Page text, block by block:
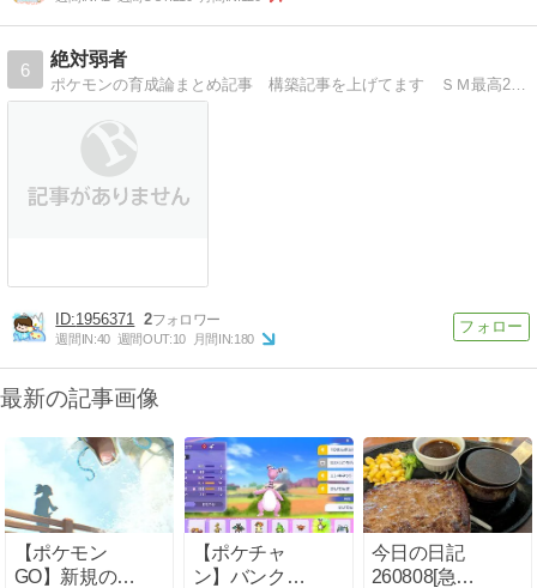
6
絶対弱者
ポケモンの育成論まとめ記事 構築記事を上げてます ＳＭ最高2174
1956371 2
週間IN:40 週間OUT:10 月間IN:180
最新の記事画像
【ポケモン
GO】新規のポ
【ポケチャ
ン】バンクな
今日の日記
260808[急な